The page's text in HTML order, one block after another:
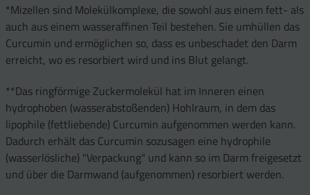
*Mizellen sind Molekülkomplexe, die sowohl aus einem fett- als
auch aus einem wasseraffinen Teil bestehen. Sie umhüllen das
Curcumin und ermöglichen so, dass es unbeschadet den Darm
erreicht, wo es resorbiert wird und ins Blut gelangt.
**Das ringförmige Zuckermolekül hat im Inneren einen
hydrophoben (wasserabstoßenden) Hohlraum, in dem das
lipophile (fettliebende) Curcumin aufgenommen werden kann.
Dadurch erhält das Curcumin sozusagen eine hydrophile
(wasserlösliche) "Verpackung" und kann so im Darm freigesetzt
und über die Darmwand (aufgenommen) resorbiert werden.